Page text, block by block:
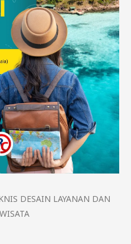
DESAIN LAYANAN DAN